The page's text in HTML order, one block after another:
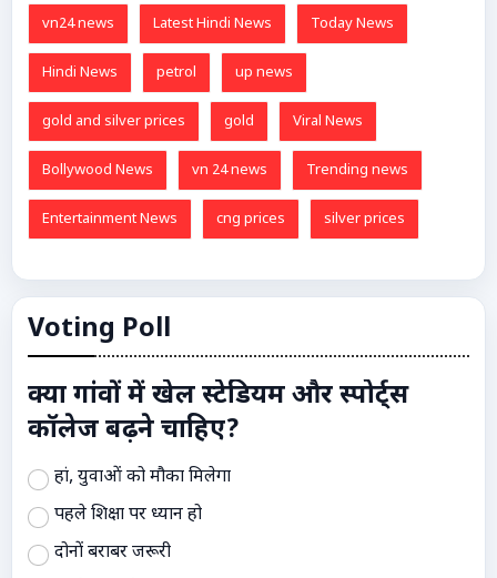
vn24 news Latest Hindi News Today News
Hindi News petrol up news
gold and silver prices gold Viral News
Bollywood News vn 24 news Trending news
Entertainment News cng prices silver prices
Voting Poll
क्या गांवों में खेल स्टेडियम और स्पोर्ट्स
कॉलेज बढ़ने चाहिए?
हां, युवाओं को मौका मिलेगा
पहले शिक्षा पर ध्यान हो
दोनों बराबर जरूरी